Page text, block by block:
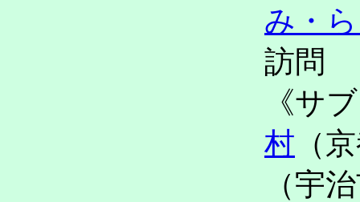
み・
訪問
《サ
村 （
（宇